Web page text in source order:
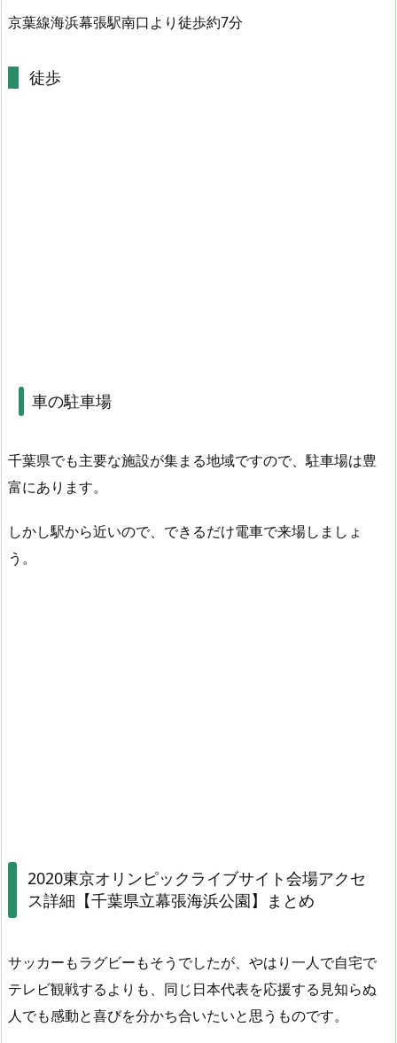
京葉線海浜幕張駅南口より徒歩約7分
徒歩
車の駐車場
千葉県でも主要な施設が集まる地域ですので、駐車場は豊
富にあります。
しかし駅から近いので、できるだけ電車で来場しましょ
う。
2020東京オリンピックライブサイト会場アクセ
ス詳細【千葉県立幕張海浜公園】まとめ
サッカーもラグビーもそうでしたが、やはり一人で自宅で
テレビ観戦するよりも、同じ日本代表を応援する見知らぬ
人でも感動と喜びを分かち合いたいと思うものです。